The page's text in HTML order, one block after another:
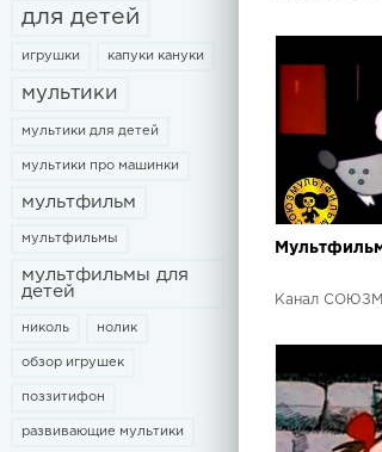
для детей
игрушки капуки кануки
мультики
мультики для детей
мультики про машинки
мультфильм
мультфильмы
мультфильмы для
детей
николь нолик
обзор игрушек
поззитифон
развивающие мультики
Канал